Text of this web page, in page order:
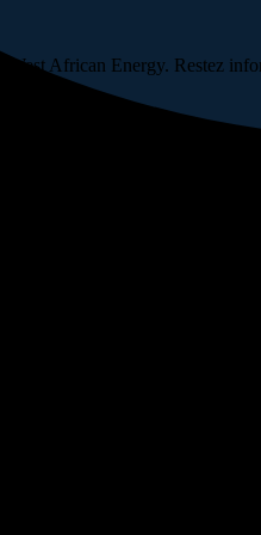
African Energy. Restez
cycle combiné au gaz du